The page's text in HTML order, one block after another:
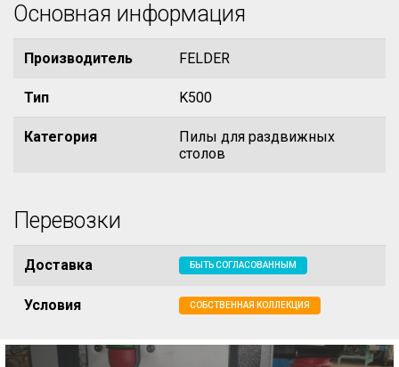
Основная информация
Производитель FELDER
Тип K500
Категория
Пилы для раздвижных
столов
Перевозки
Доставка БЫТЬ СОГЛАСОВАННЫМ
Условия СОБСТВЕННАЯ КОЛЛЕКЦИЯ